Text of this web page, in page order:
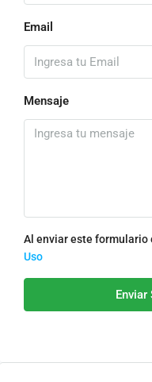
Email
Mensaje
Al enviar este formulario
Uso